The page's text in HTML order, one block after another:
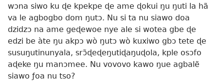
wɔna siwo ku ɖe kpekpe ɖe ame ɖokui ŋu ŋuti la hã
va le agbogbo dom ŋutɔ. Nu si ta nu siawo doa
dzidzɔ na ame geɖewoe nye ale si wotea gbe ɖe
edzi be àte ŋu akpɔ wò ŋutɔ wò kuxiwo gbɔ tete ɖe
susuŋutinunyala, srɔ̃ɖeɖeŋutiɖaŋuɖola, kple osɔfo
aɖeke ŋu manɔmee. Nu vovovo kawo ŋue agbalẽ
siawo ƒoa nu tso?